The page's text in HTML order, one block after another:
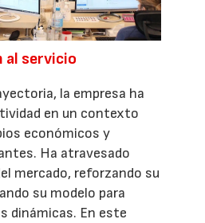
al servicio
la empresa ha
en un contexto
económicos y
Ha atravesado
mercado, reforzando su
su modelo para
dinámicas. En este